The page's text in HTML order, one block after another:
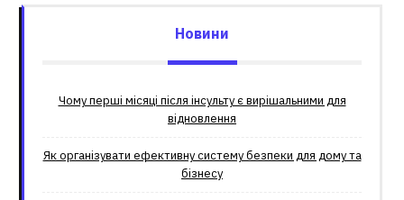
Новини
Чому перші місяці після інсульту є вирішальними для
відновлення
Як організувати ефективну систему безпеки для дому та
бізнесу